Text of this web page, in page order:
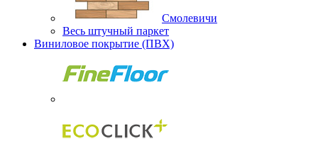
Смолевичи
Весь штучный паркет
Виниловое покрытие (ПВХ)